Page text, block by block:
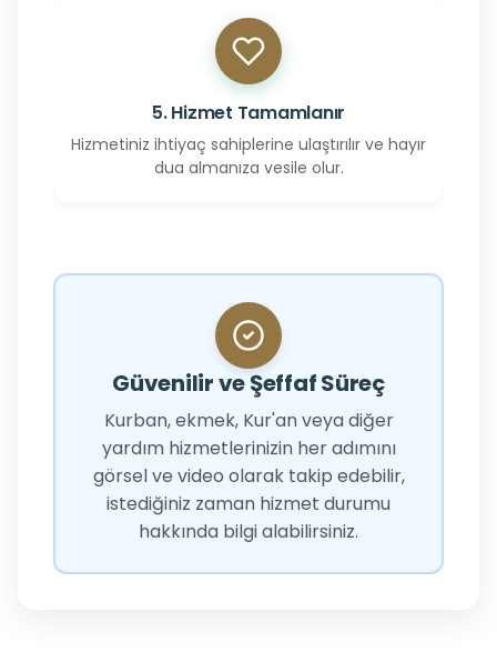
5. Hizmet Tamamlanır
Hizmetiniz ihtiyaç sahiplerine ulaştırılır ve hayır
dua almanıza vesile olur.
Güvenilir ve Şeffaf Süreç
Kurban, ekmek, Kur'an veya diğer
yardım hizmetlerinizin her adımını
görsel ve video olarak takip edebilir,
istediğiniz zaman hizmet durumu
hakkında bilgi alabilirsiniz.